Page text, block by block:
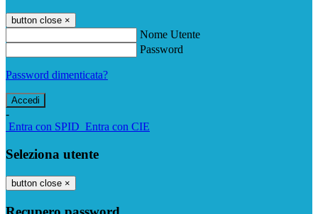
button close ×
Nome Utente
Password
Password dimenticata?
-
Entra con SPID Entra con CIE
Seleziona utente
button close ×